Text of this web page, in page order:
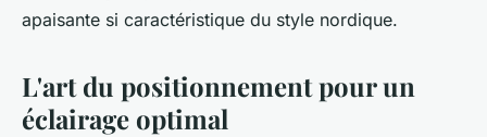
apaisante si caractéristique du style nordique.
L'art du positionnement pour un
éclairage optimal